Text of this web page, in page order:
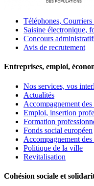
Téléphones,
Saisine électronique,
Concours
Avis de recrutement
Entreprises, emploi,
Nos services, vos
Actualités
Accompagnement des
Emploi, insertion
Formation
Fonds social européen
Accompagnement
Politique de la ville
Revitalisation
Cohésion sociale et